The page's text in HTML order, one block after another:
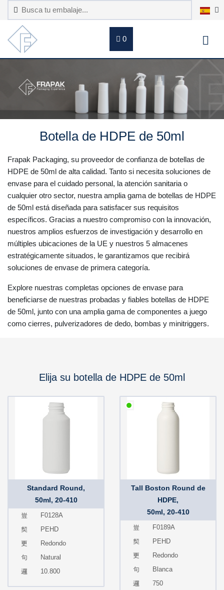
0
Botella de HDPE de 50ml
Frapak Packaging, su proveedor de confianza de botellas de
HDPE de 50ml de alta calidad. Tanto si necesita soluciones de
envase para el cuidado personal, la atención sanitaria o
cualquier otro sector, nuestra amplia gama de botellas de HDPE
de 50ml está diseñada para satisfacer sus requisitos
específicos. Gracias a nuestro compromiso con la innovación,
nuestros amplios esfuerzos de investigación y desarrollo en
múltiples ubicaciones de la UE y nuestros 5 almacenes
estratégicamente situados, le garantizamos que recibirá
soluciones de envase de primera categoría.
Explore nuestras completas opciones de envase para
beneficiarse de nuestras probadas y fiables botellas de HDPE
de 50ml, junto con una amplia gama de componentes a juego
como cierres, pulverizadores de dedo, bombas y minitriggers.
Elija su botella de HDPE de 50ml
Standard Round,
50ml, 20-410
F0128A
PEHD
Redondo
Natural
10.800
Tall Boston Round de
HDPE,
50ml, 20-410
F0189A
PEHD
Redondo
Blanca
750